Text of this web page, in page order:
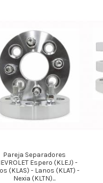
Pareja Separadores
Espero (KLEJ) -
(KLAS) - Lanos (KLAT) -
Nexia (KLTN)...